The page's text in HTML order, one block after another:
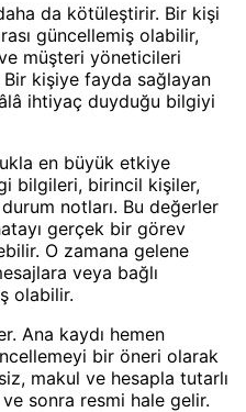
da kötüleştirir. Bir kişi
güncellemiş olabilir,
müşteri yöneticileri
Bir kişiye fayda sağlayan
ihtiyaç duyduğu bilgiyi
en büyük etkiye
bilgileri, birincil kişiler,
notları. Bu değerler
gerçek bir görev
O zamana gelene
veya bağlı
olabilir.
Ana kaydı hemen
bir öneri olarak
makul ve hesapla tutarlı
sonra resmi hale gelir.